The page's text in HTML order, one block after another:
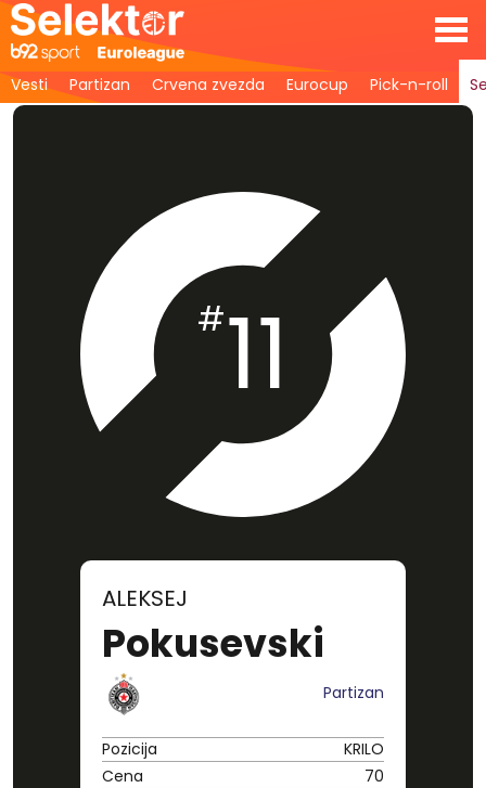
Vesti Partizan Crvena zvezda Eurocup Pick-n-roll
ALEKSEJ
Pokusevski
Partizan
Pozicija
KRILO
Cena
70
#11